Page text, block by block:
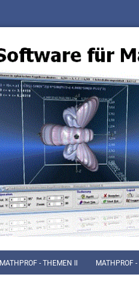
MATHPROF - THEMEN II MATHPROF -